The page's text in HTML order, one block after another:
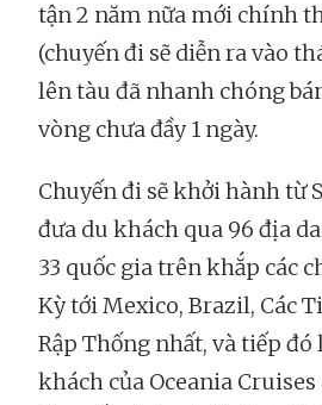
tận 2 năm nữa mới chính
(chuyến đi sẽ diễn ra vào
lên tàu đã nhanh chóng
vòng chưa đầy 1 ngày.
Chuyến đi sẽ khởi hành từ
đưa du khách qua 96 địa
33 quốc gia trên khắp các
Kỳ tới Mexico, Brazil, Các
Rập Thống nhất, và tiếp đó
khách của Oceania